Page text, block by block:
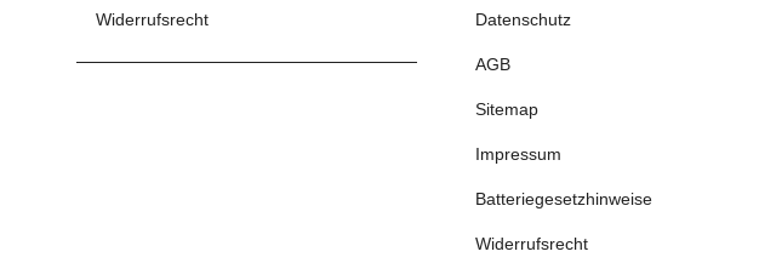
Widerrufsrecht Datenschutz
AGB
Sitemap
Impressum
Batteriegesetzhinweise
Widerrufsrecht